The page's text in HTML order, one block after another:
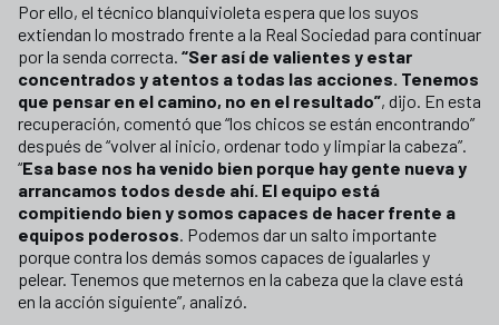
Por ello, el técnico blanquivioleta espera que los suyos
extiendan lo mostrado frente a la Real Sociedad para continuar
por la senda correcta. “Ser así de valientes y estar
concentrados y atentos a todas las acciones. Tenemos
que pensar en el camino, no en el resultado”, dijo. En esta
recuperación, comentó que “los chicos se están encontrando”
después de “volver al inicio, ordenar todo y limpiar la cabeza”.
“Esa base nos ha venido bien porque hay gente nueva y
arrancamos todos desde ahí. El equipo está
compitiendo bien y somos capaces de hacer frente a
equipos poderosos. Podemos dar un salto importante
porque contra los demás somos capaces de igualarles y
pelear. Tenemos que meternos en la cabeza que la clave está
en la acción siguiente”, analizó.